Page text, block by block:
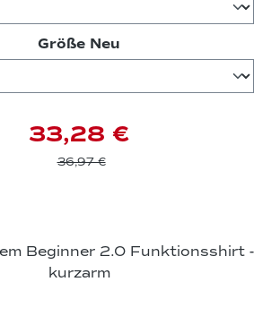
Größe Neu
33,28 €
36,97 €